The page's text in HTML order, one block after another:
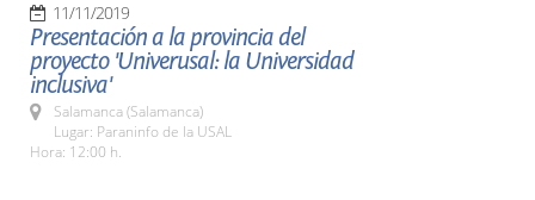
11/11/2019
Presentación a la provincia del
proyecto 'Univerusal: la Universidad
inclusiva'
Salamanca (Salamanca)
Lugar: Paraninfo de la USAL
Hora: 12:00 h.